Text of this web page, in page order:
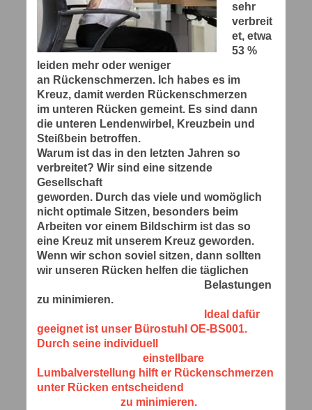
sehr
verbreit
et, etwa
53 %
leiden mehr oder weniger
an Rückenschmerzen. Ich habes es im
Kreuz, damit werden Rückenschmerzen
im unteren Rücken gemeint. Es sind dann
die unteren Lendenwirbel, Kreuzbein und
Steißbein betroffen.
Warum ist das in den letzten Jahren so
verbreitet? Wir sind eine sitzende
Gesellschaft
geworden. Durch das viele und womöglich
nicht optimale Sitzen, besonders beim
Arbeiten vor einem Bildschirm ist das so
eine Kreuz mit unserem Kreuz geworden.
Wenn wir schon soviel sitzen, dann sollten
wir unseren Rücken helfen die täglichen
Belastungen
zu minimieren.
Ideal dafür
geeignet ist unser Bürostuhl OE-BS001.
Durch seine individuell
einstellbare
Lumbalverstellung hilft er Rückenschmerzen
unter Rücken entscheidend
zu minimieren.